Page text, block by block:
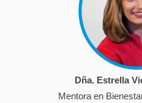
Dña. Estrella
Mentora en